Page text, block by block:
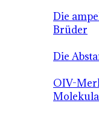
Die
Brüder
Die
OIV-